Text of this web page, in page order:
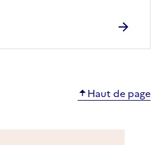
Haut de page